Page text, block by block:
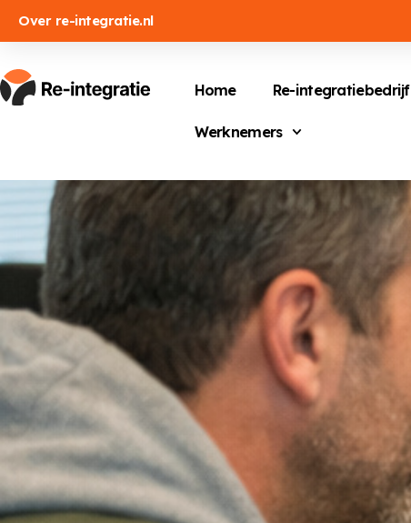
Over re-integratie.nl
Home Re-integratiebedrijf
Werknemers